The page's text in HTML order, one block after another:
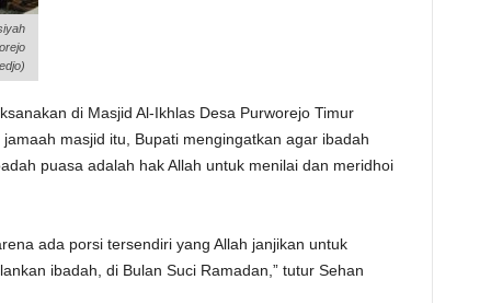
di Masjid Al-Ikhlas Desa Purworejo Timur
masjid itu, Bupati mengingatkan agar ibadah
puasa adalah hak Allah untuk menilai dan meridhoi
ada porsi tersendiri yang Allah janjikan untuk
ibadah, di Bulan Suci Ramadan,” tutur Sehan